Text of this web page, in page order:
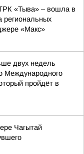
«Тыва» – вошла в
региональных
«Макс»
двух недель
Международного
пройдёт в
Чагытай